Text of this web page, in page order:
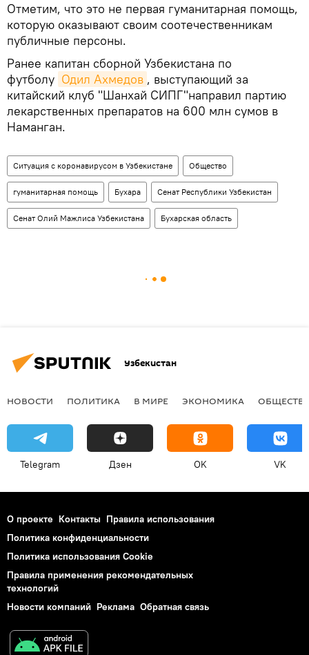
Отметим, что это не первая гуманитарная помощь,
которую оказывают своим соотечественникам
публичные персоны.
Ранее капитан сборной Узбекистана по
футболу Одил Ахмедов , выступающий за
китайский клуб "Шанхай СИПГ"направил партию
лекарственных препаратов на 600 млн сумов в
Наманган.
Ситуация с коронавирусом в Узбекистане Общество
гуманитарная помощь Бухара Сенат Республики Узбекистан
Сенат Олий Мажлиса Узбекистана Бухарская область
Узбекистан
НОВОСТИ ПОЛИТИКА В МИРЕ ЭКОНОМИКА
Telegram Дзен OK VK
О проекте Контакты Правила использования
Политика конфиденциальности
Политика использования Cookie
Правила применения рекомендательных
технологий
Новости компаний Реклама Обратная связь